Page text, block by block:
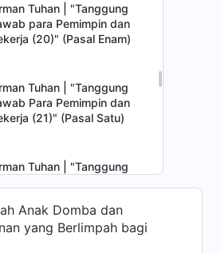
Tuhan | "Tanggung
para Pemimpin dan
(20)" (Pasal Enam)
Tuhan | "Tanggung
Para Pemimpin dan
(21)" (Pasal Satu)
Tuhan | "Tanggung
Anak Domba dan
yang Berlimpah bagi